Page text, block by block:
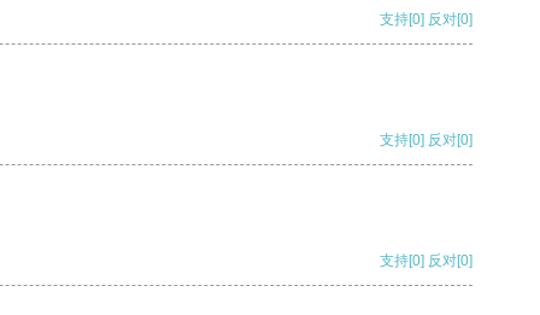
支持[0] 反对[0]
支持[0] 反对[0]
支持[0] 反对[0]